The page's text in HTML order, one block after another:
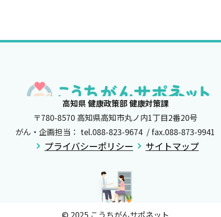
高知県 健康政策部 健康対策課
〒780-8570 高知県高知市丸ノ内1丁目2番20号
がん・企画担当： tel.088-823-9674 / fax.088-873-9941
プライバシーポリシー サイトマップ
© 2025 こうちがんサポネット